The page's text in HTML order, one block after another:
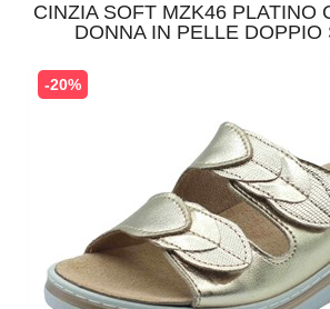
CINZIA SOFT MZK46 PLATINO
DONNA IN PELLE DOPPIO
-20%